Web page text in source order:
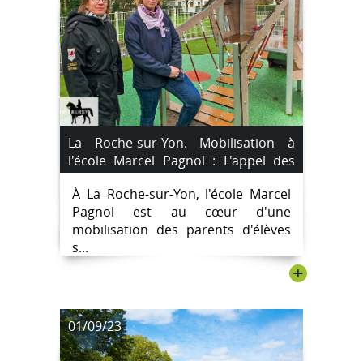
La Roche-sur-Yon. Mobilisation à
l'école Marcel Pagnol : L'appel des
parents
À La Roche-sur-Yon, l'école Marcel
Pagnol est au cœur d'une
mobilisation des parents d'élèves
s...
+
01/09/23